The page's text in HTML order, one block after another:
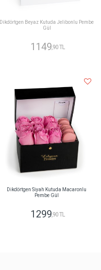
Dikdörtgen Beyaz Kutuda Jelibonlu Pembe
Gül
1149,90 TL
Dikdörtgen Siyah Kutuda Macaronlu
Pembe Gül
1299,90 TL